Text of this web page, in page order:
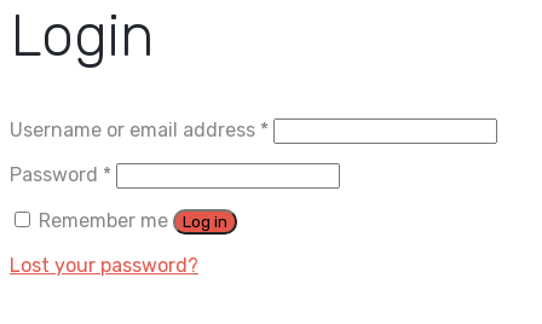
Login
Username or email address *
Password *
Remember me
Log in
Lost your password?